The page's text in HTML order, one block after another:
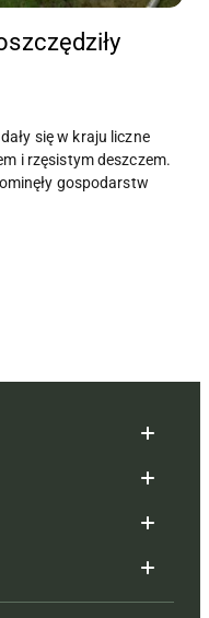
się w kraju liczne
i rzęsistym deszczem.
gospodarstw